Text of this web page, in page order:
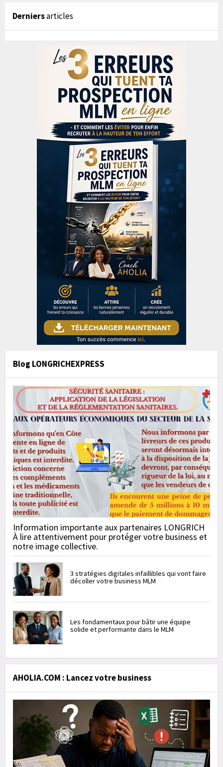
Derniersarticles
Blog LONGRICHEXPRESS
Information importante aux partenaires LONGRICH
À lire attentivement pour protéger votre business et
notre image collective.
3 stratégies digitales infaillibles qui vont faire
décoller votre business MLM
Les fondamentaux pour bâtir une équipe
solide et performante dans le MLM
AHOLIA.COM : Lancez votre business